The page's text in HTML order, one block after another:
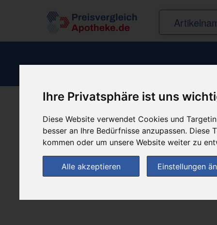
Ihre Privatsphäre ist uns
Diese Website verwendet Cookies und
besser an Ihre Bedürfnisse anzupassen. Diese
kommen oder um unsere Website weiter zu
Alle akzeptieren Einstellungen
Produkt